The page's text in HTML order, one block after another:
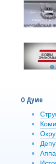
О Думе